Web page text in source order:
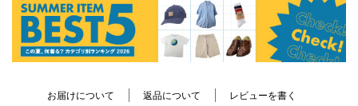
お届けについて 返品について レビューを書く